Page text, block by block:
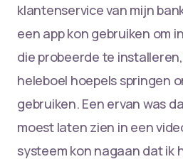
klantenservice van mijn
een app kon gebruiken om
die probeerde te
heleboel hoepels springen
gebruiken. Een ervan was
moest laten zien in een
systeem kon nagaan dat ik